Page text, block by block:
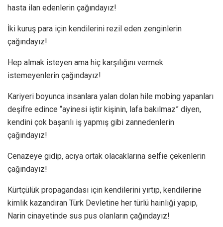
hasta ilan edenlerin çağındayız!
İki kuruş para için kendilerini rezil eden zenginlerin
çağındayız!
Hep almak isteyen ama hiç karşılığını vermek
istemeyenlerin çağındayız!
Kariyeri boyunca insanlara yalan dolan hile mobing yapanları
deşifre edince “ayinesi iştir kişinin, lafa bakılmaz” diyen,
kendini çok başarılı iş yapmış gibi zannedenlerin
çağındayız!
Cenazeye gidip, acıya ortak olacaklarına selfie çekenlerin
çağındayız!
Kürtçülük propagandası için kendilerini yırtıp, kendilerine
kimlik kazandıran Türk Devletine her türlü hainliği yapıp,
Narin cinayetinde sus pus olanların çağındayız!